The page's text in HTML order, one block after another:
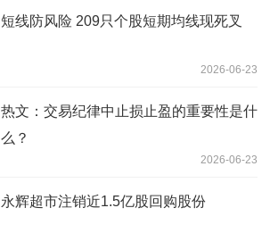
短线防风险 209只个股短期均线现死叉
2026-06-23
热文：交易纪律中止损止盈的重要性是什
么？
2026-06-23
永辉超市注销近1.5亿股回购股份